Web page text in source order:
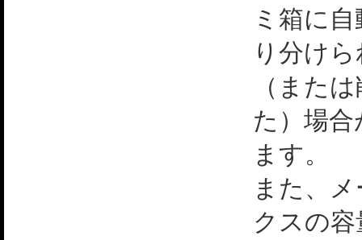
ミ箱に
り分け
（また
た）場
ます。
また、
クスの